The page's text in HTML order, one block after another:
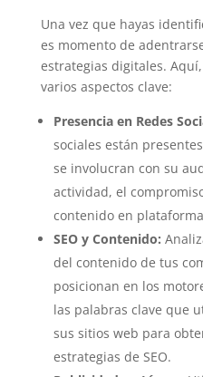
Una vez que hayas
es momento de
estrategias digitales.
varios aspectos clave:
Presencia en Redes
sociales están
se involucran con su
actividad, el
contenido en
SEO y Contenido:
del contenido de tus
posicionan en los
las palabras clave que
sus sitios web para
estrategias de SEO.